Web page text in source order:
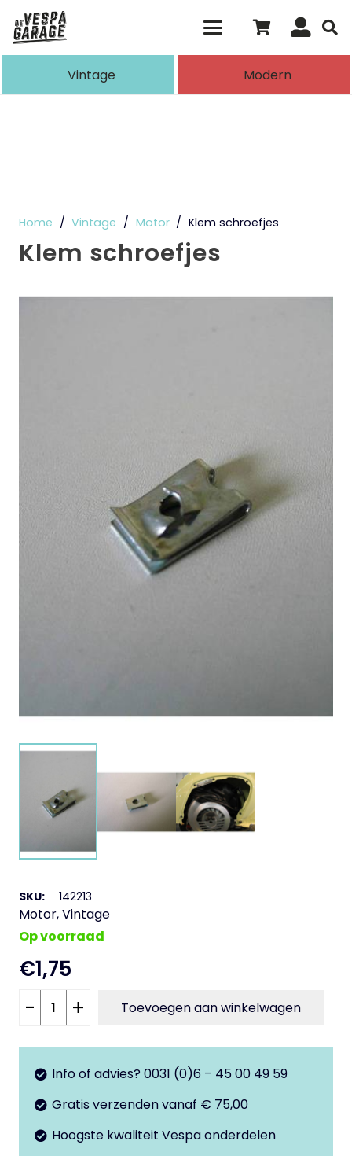
de resultaten voor automatisch
Vintage Modern
Home / Vintage / Motor / Klem schroefjes
Klem schroefjes
SKU: 142213
Motor,Vintage
Op voorraad
€1,75
schroefjes
aantal
- + Toevoegen aan winkelwagen
Info of advies? 0031 (0)6 – 45 00 49 59
Gratis verzenden vanaf € 75,00
Hoogste kwaliteit Vespa onderdelen